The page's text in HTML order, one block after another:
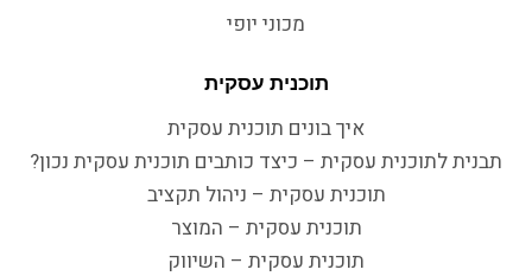
מכוני יופי
תוכנית עסקית
איך בונים תוכנית עסקית
תבנית לתוכנית עסקית – כיצד כותבים תוכנית עסקית נכון?
תוכנית עסקית – ניהול תקציב
תוכנית עסקית – המוצר
תוכנית עסקית – השיווק